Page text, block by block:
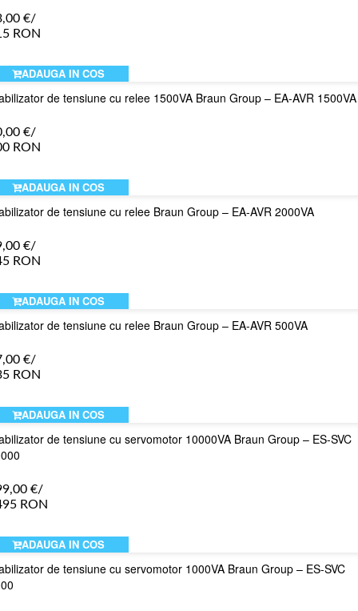
€/
RON
ADAUGA IN COS
de tensiune cu relee 1500VA Braun Group – EA-AVR 1500VA
€/
RON
ADAUGA IN COS
de tensiune cu relee Braun Group – EA-AVR 2000VA
€/
RON
ADAUGA IN COS
de tensiune cu relee Braun Group – EA-AVR 500VA
€/
RON
ADAUGA IN COS
de tensiune cu servomotor 10000VA Braun Group – ES-SVC
€/
RON
ADAUGA IN COS
de tensiune cu servomotor 1000VA Braun Group – ES-SVC